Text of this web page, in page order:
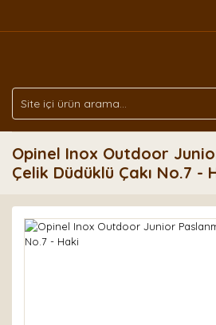
Opinel Inox Outdoor
Çelik Düdüklü Çakı No.7 -